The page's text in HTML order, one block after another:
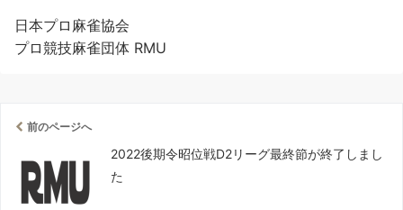
日本プロ麻雀協会
プロ競技麻雀団体 RMU
前のページへ
2022後期令昭位戦D2リーグ最終節が終了しまし
た